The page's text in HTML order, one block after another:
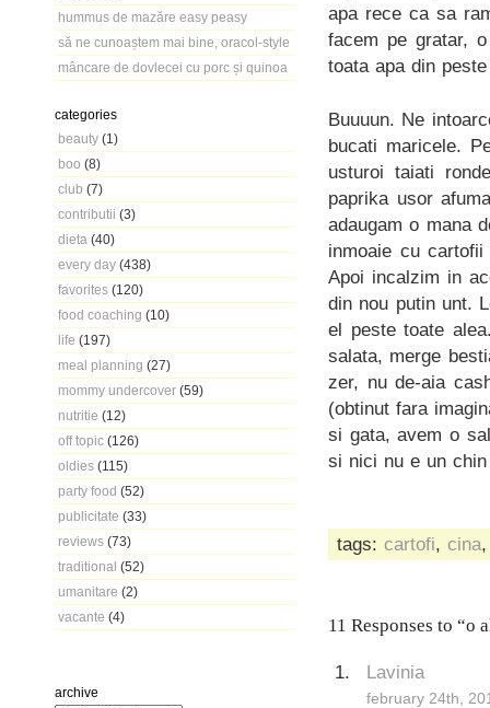
hummus de mazăre easy peasy
să ne cunoaștem mai bine, oracol-style
mâncare de dovlecei cu porc și quinoa
categories
beauty (1)
boo (8)
club (7)
contributii (3)
dieta (40)
every day (438)
favorites (120)
food coaching (10)
life (197)
meal planning (27)
mommy undercover (59)
nutritie (12)
off topic (126)
oldies (115)
party food (52)
publicitate (33)
reviews (73)
traditional (52)
umanitare (2)
vacante (4)
archive
apa rece ca sa
facem pe gratar,
toata apa din
Buuuun. Ne
bucati maricele.
usturoi taiati
paprika usor
adaugam o mana
inmoaie cu
Apoi incalzim in
din nou putin unt.
el peste toate
salata, merge
zer, nu de-aia
(obtinut fara
si gata, avem o
si nici nu e un chin
tags: cartofi, cina
11 Responses to “o
Lavinia
february 24th,